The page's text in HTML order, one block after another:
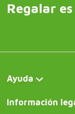
Regalar
Ayuda
Información